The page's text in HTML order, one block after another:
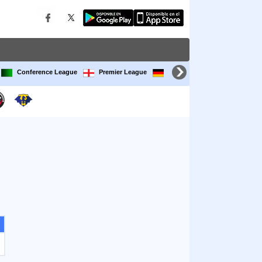
Conference League Premier League Bundesliga